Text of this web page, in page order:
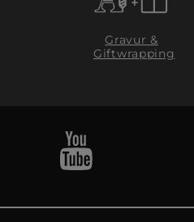
Gravur &
Giftwrapping